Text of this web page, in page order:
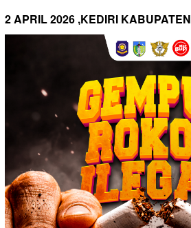
2 APRIL 2026 ,KEDIRI KABUPATEN